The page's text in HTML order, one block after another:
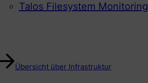
Talos Filesystem Monitoring
Übersicht über Infrastruktur